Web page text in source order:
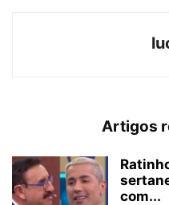
Artigos
com...